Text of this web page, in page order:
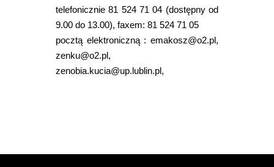
telefonicznie 81 524 71 04 (dostępny od
9.00 do 13.00), faxem: 81 524 71 05
pocztą elektroniczną : emakosz@o2.pl,
zenku@o2.pl,
zenobia.kucia@up.lublin.pl,